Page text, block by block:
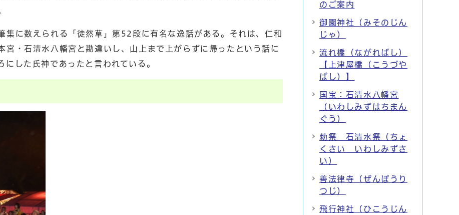
集に数えられる「徒然草」第52段に有名な逸話がある。それは、仁和
宮・石清水八幡宮と勘違いし、山上まで上がらずに帰ったという話に
した氏神であったと言われている。
のご案内
御園神社（みそのじん
じゃ）
流れ橋（ながればし）
【上津屋橋（こうづや
ばし）】
国宝：石清水八幡宮
（いわしみずはちまん
ぐう）
勅祭 石清水祭（ちょ
くさい いわしみずさ
い）
善法律寺（ぜんぽうり
つじ）
飛行神社（ひこうじん